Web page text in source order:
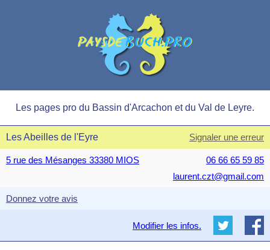
Les pages pro du Bassin d'Arcachon et du Val de Leyre.
Les Abeilles de l'Eyre Signaler une erreur
5 rue des Mésanges 33380 MIOS
06 66 65 59 85
laurent.czt@gmail.com
Donnez votre avis
Modifier les infos.